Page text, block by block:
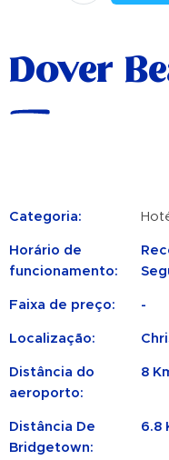
Dover
Categoria:
Horário de
funcionamento:
Faixa de preço: -
Localização:
Distância do
aeroporto:
8
Distância De
Bridgetown:
6.8